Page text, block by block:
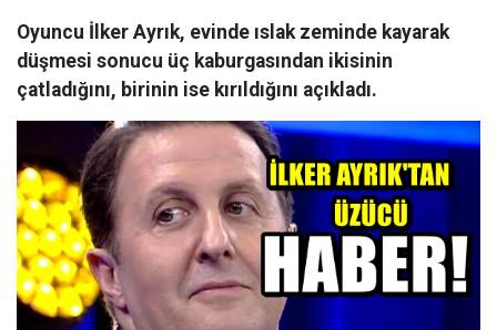
Oyuncu İlker Ayrık, evinde ıslak zeminde kayarak
düşmesi sonucu üç kaburgasından ikisinin
çatladığını, birinin ise kırıldığını açıkladı.